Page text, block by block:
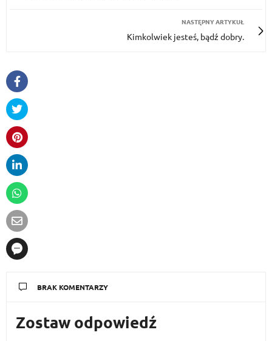
NASTĘPNY ARTYKUŁ
Kimkolwiek jesteś, bądź dobry.
BRAK KOMENTARZY
Zostaw odpowiedź